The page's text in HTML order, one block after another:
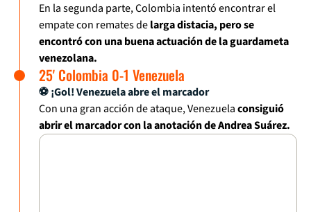
En la segunda parte, Colombia intentó encontrar el
empate con remates delarga distacia, pero se
encontró con una buena actuación de la guardameta
venezolana.
25' Colombia 0-1 Venezuela
⚽ ¡Gol! Venezuela abre el marcador
Con una gran acción de ataque, Venezuelaconsiguió
abrir el marcador con la anotación de Andrea Suárez.